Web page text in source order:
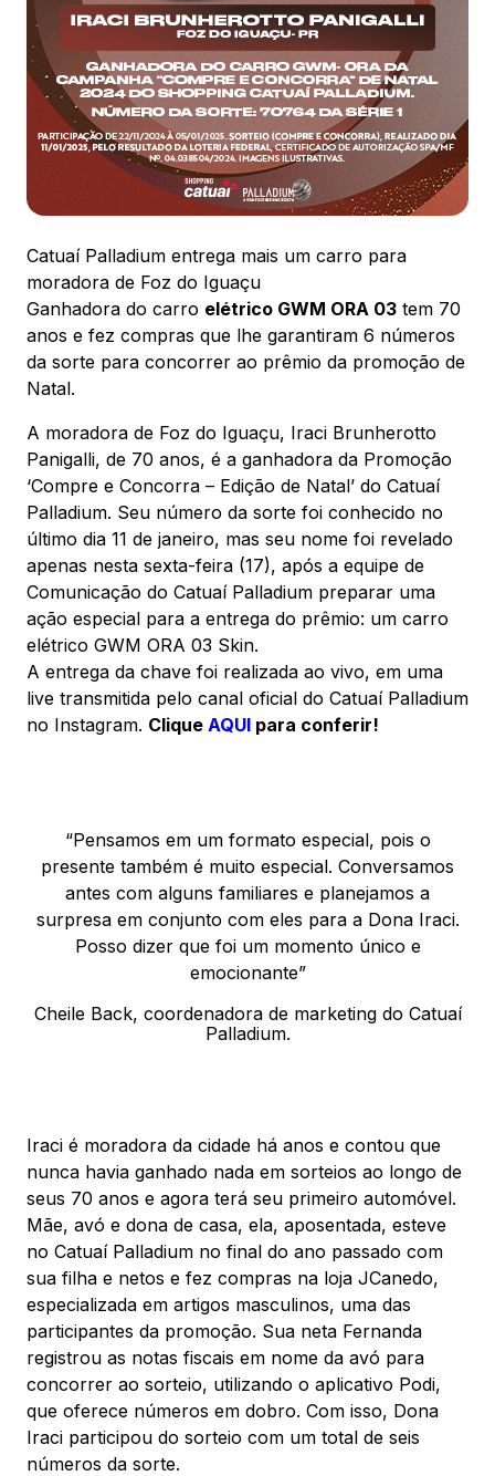
ENDEREÇO
Avenida das Cataratas, 3570 - Vila Yolanda – Foz
do Iguaçu/PR
Ver local
Chamar Uber
CONTATO
(45) 3939-0000
Comodidades Eventos Cinema
Vitrine Virtual
Catuaí Palladium entrega mais um carro para
moradora de Foz do Iguaçu
Ganhadora do carro elétrico GWM ORA 03 tem 70
anos e fez compras que lhe garantiram 6 números
da sorte para concorrer ao prêmio da promoção de
Natal.
A moradora de Foz do Iguaçu, Iraci Brunherotto
Panigalli, de 70 anos, é a ganhadora da Promoção
‘Compre e Concorra – Edição de Natal’ do Catuaí
Palladium. Seu número da sorte foi conhecido no
último dia 11 de janeiro, mas seu nome foi revelado
apenas nesta sexta-feira (17), após a equipe de
Comunicação do Catuaí Palladium preparar uma
ação especial para a entrega do prêmio: um carro
elétrico GWM ORA 03 Skin.
A entrega da chave foi realizada ao vivo, em uma
live transmitida pelo canal oficial do Catuaí Palladium
no Instagram. Clique AQUI para conferir!
“Pensamos em um formato especial, pois o
presente também é muito especial. Conversamos
antes com alguns familiares e planejamos a
surpresa em conjunto com eles para a Dona Iraci.
Posso dizer que foi um momento único e
emocionante”
Cheile Back, coordenadora de marketing do Catuaí
Palladium.
Iraci é moradora da cidade há anos e contou que
nunca havia ganhado nada em sorteios ao longo de
seus 70 anos e agora terá seu primeiro automóvel.
Mãe, avó e dona de casa, ela, aposentada, esteve
no Catuaí Palladium no final do ano passado com
sua filha e netos e fez compras na loja JCanedo,
especializada em artigos masculinos, uma das
participantes da promoção. Sua neta Fernanda
registrou as notas fiscais em nome da avó para
concorrer ao sorteio, utilizando o aplicativo Podi,
que oferece números em dobro. Com isso, Dona
Iraci participou do sorteio com um total de seis
números da sorte.